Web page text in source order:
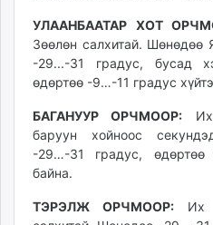
times.mn
tvmongolia.mn
mass.mn
assa.mn
toim.mn
tac.mn
unread.today
УЛААНБААТАР ХОТ
Зөөлөн салхитай. Шөнөдөө
-29...-31 градус, бусад
өдөртөө -9…-11 градус
БАГАНУУР ОРЧМООР: Их
баруун хойноос
-29…-31 градус,
байна.
ТЭРЭЛЖ ОРЧМООР: Их